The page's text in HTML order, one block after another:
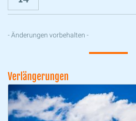
- Änderungen vorbehalten -
Verlängerungen